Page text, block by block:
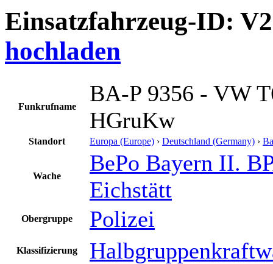
Einsatzfahrzeug-ID:
hochladen
Funkrufname
BA-P 9356 - VW
HGruKw
Standort Europa (Europe) › Deutschland (Germany) ›
Wache
BePo Bayern II.
Eichstätt
Obergruppe Polizei
Klassifizierung